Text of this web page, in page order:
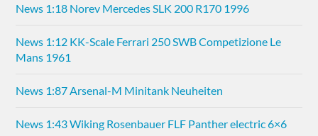
News 1:18 Norev Mercedes SLK 200 R170 1996
News 1:12 KK-Scale Ferrari 250 SWB Competizione Le
Mans 1961
News 1:87 Arsenal-M Minitank Neuheiten
News 1:43 Wiking Rosenbauer FLF Panther electric 6×6